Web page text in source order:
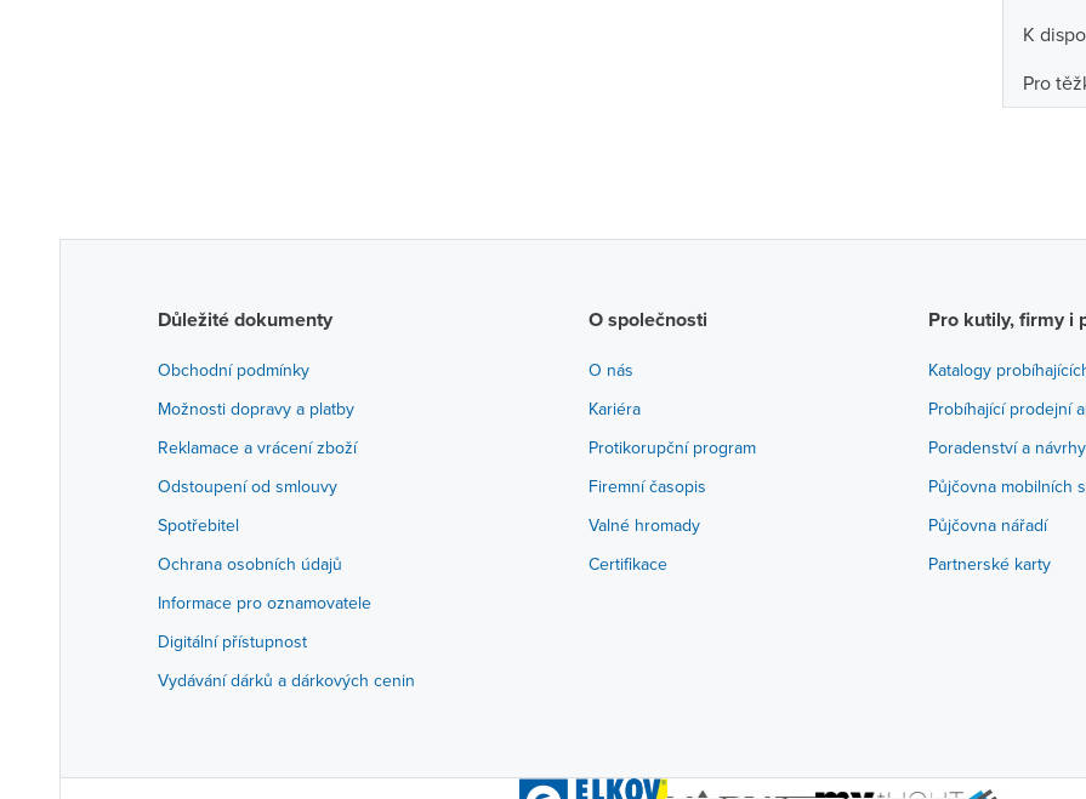
K
Pro
Důležité dokumenty
Obchodní podmínky
Možnosti dopravy a platby
Reklamace a vrácení zboží
Odstoupení od smlouvy
Spotřebitel
Ochrana osobních údajů
Informace pro oznamovatele
Digitální přístupnost
Vydávání dárků a dárkových cenin
O společnosti
O nás
Kariéra
Protikorupční program
Firemní časopis
Valné hromady
Certifikace
Pro kutily, firmy i
Katalogy
Probíhající prodejní
Poradenství a návrhy
Půjčovna mobilních
Půjčovna nářadí
Partnerské karty